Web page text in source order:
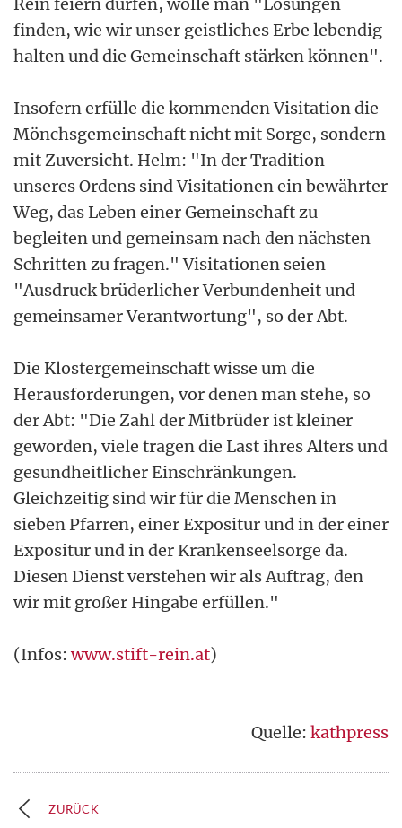
finden, wie wir unser geistliches Erbe lebendig
halten und die Gemeinschaft stärken können".
Insofern erfülle die kommenden Visitation die
Mönchsgemeinschaft nicht mit Sorge, sondern
mit Zuversicht. Helm: "In der Tradition
unseres Ordens sind Visitationen ein bewährter
Weg, das Leben einer Gemeinschaft zu
begleiten und gemeinsam nach den nächsten
Schritten zu fragen." Visitationen seien
"Ausdruck brüderlicher Verbundenheit und
gemeinsamer Verantwortung", so der Abt.
Die Klostergemeinschaft wisse um die
Herausforderungen, vor denen man stehe, so
der Abt: "Die Zahl der Mitbrüder ist kleiner
geworden, viele tragen die Last ihres Alters und
gesundheitlicher Einschränkungen.
Gleichzeitig sind wir für die Menschen in
sieben Pfarren, einer Expositur und in der einer
Expositur und in der Krankenseelsorge da.
Diesen Dienst verstehen wir als Auftrag, den
wir mit großer Hingabe erfüllen."
(Infos:www.stift-rein.at)
Quelle: kathpress
ZURÜCK